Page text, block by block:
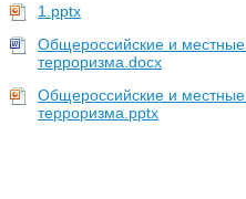
1.pptx
Общероссийские и
терроризма.docx
Общероссийские и
терроризма.pptx